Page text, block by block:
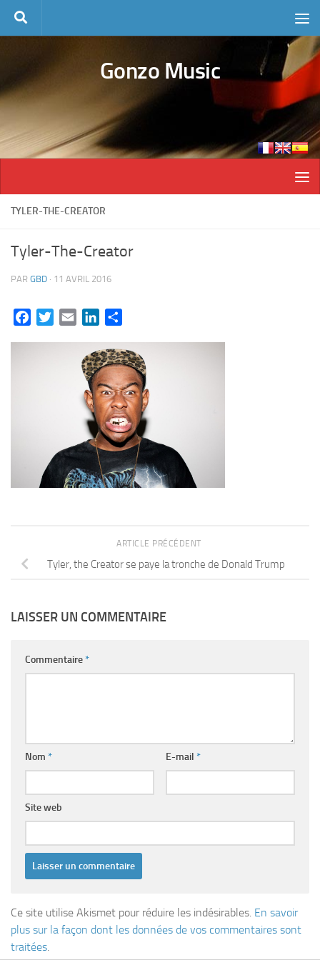
Skip to content
Gonzo Music
TYLER-THE-CREATOR
Tyler-The-Creator
PAR GBD · 11 AVRIL 2016
FacebookTwitterEmail LinkedIn
ARTICLE PRÉCÉDENT
Tyler, the Creator se paye la tronche de Donald Trump
LAISSER UN COMMENTAIRE
Commentaire*
Nom * E-mail *
Site web
Ce site utilise Akismet pour réduire les indésirables. En savoir
plus sur la façon dont les données de vos commentaires sont
traitées.